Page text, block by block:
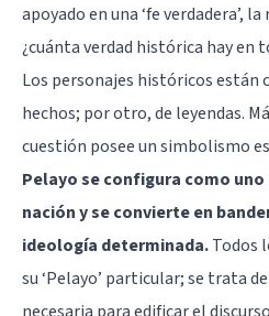
apoyado en una ‘fe verdadera’,
¿cuánta verdad histórica hay en
Los personajes históricos están
hechos; por otro, de leyendas.
cuestión posee un simbolismo
Pelayo se configura como uno
nación y se convierte en
ideología determinada.Todos
su ‘Pelayo’ particular; se trata